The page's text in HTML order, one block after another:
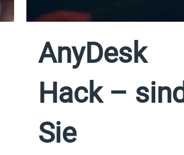
AnyDesk
Hack – sind
Sie